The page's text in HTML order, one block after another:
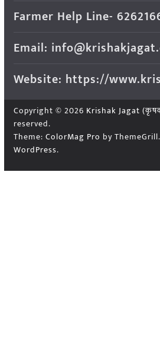
Farmer Help Line-
Email:
Website: https://
Copyright © 2026 Krishak Jagat
reserved.
Theme: ColorMag Pro by
WordPress.